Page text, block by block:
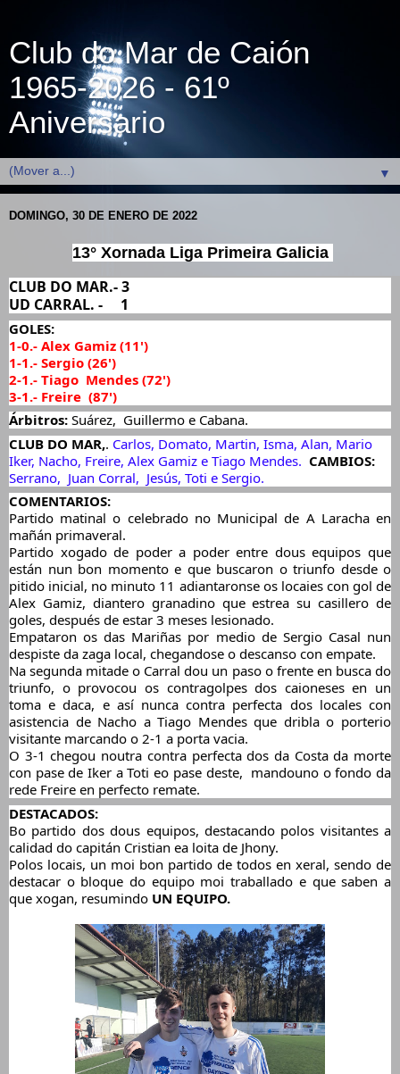
Club do Mar de Caión
1965-2026 - 61º
Aniversario
▼
DOMINGO, 30 DE ENERO DE 2022
13° Xornada Liga Primeira Galicia
CLUB DO MAR.- 3
UD CARRAL. -     1
GOLES:
1-0.- Alex Gamiz (11')
1-1.- Sergio (26')
2-1.- Tiago  Mendes (72')
3-1.- Freire  (87')
Árbitros: Suárez,  Guillermo e Cabana.
CLUB DO MAR,. Carlos, Domato, Martin, Isma, Alan, Mario
Iker, Nacho, Freire, Alex Gamiz e Tiago Mendes. CAMBIOS:
Serrano,  Juan Corral,  Jesús, Toti e Sergio.
COMENTARIOS:
Partido matinal o celebrado no Municipal de A Laracha en
mañán primaveral.
Partido xogado de poder a poder entre dous equipos que
están nun bon momento e que buscaron o triunfo desde o
pitido inicial, no minuto 11 adiantaronse os locaies con gol de
Alex Gamiz, diantero granadino que estrea su casillero de
goles, después de estar 3 meses lesionado.
Empataron os das Mariñas por medio de Sergio Casal nun
despiste da zaga local, chegandose o descanso con empate.
Na segunda mitade o Carral dou un paso o frente en busca do
triunfo, o provocou os contragolpes dos caioneses en un
toma e daca, e así nunca contra perfecta dos locales con
asistencia de Nacho a Tiago Mendes que dribla o porterio
visitante marcando o 2-1 a porta vacia.
O 3-1 chegou noutra contra perfecta dos da Costa da morte
con pase de Iker a Toti eo pase deste,  mandouno o fondo da
rede Freire en perfecto remate.
DESTACADOS:
Bo partido dos dous equipos, destacando polos visitantes a
calidad do capitán Cristian ea loita de Jhony.
Polos locais, un moi bon partido de todos en xeral, sendo de
destacar o bloque do equipo moi traballado e que saben a
que xogan, resumindo UN EQUIPO.